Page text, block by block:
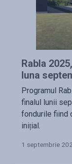
Rabla
luna
Programul
finalul lunii
fondurile fiind
inițial.
1 septembrie